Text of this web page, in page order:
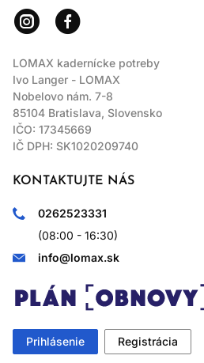
LOMAX kadernícke potreby
Ivo Langer - LOMAX
Nobelovo nám. 7-8
85104 Bratislava, Slovensko
IČO: 17345669
IČ DPH: SK1020209740
KONTAKTUJTE NÁS
0262523331
(08:00 - 16:30)
info@lomax.sk
Prihlásenie Registrácia